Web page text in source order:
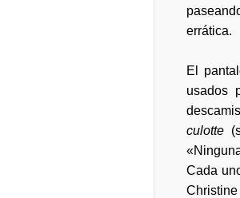
errática.
El
usados
culotte
Cada